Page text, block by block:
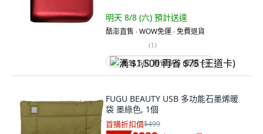
明天 8/8 (六) 預計送達
酷澎直售 ∙ WOW免運 ∙ 免費退貨
(1)
满 $1,500 再省 $75 (王道卡)
FUGU BEAUTY USB 多功能石墨烯暖
袋 墨綠色, 1個
首購折扣價$499